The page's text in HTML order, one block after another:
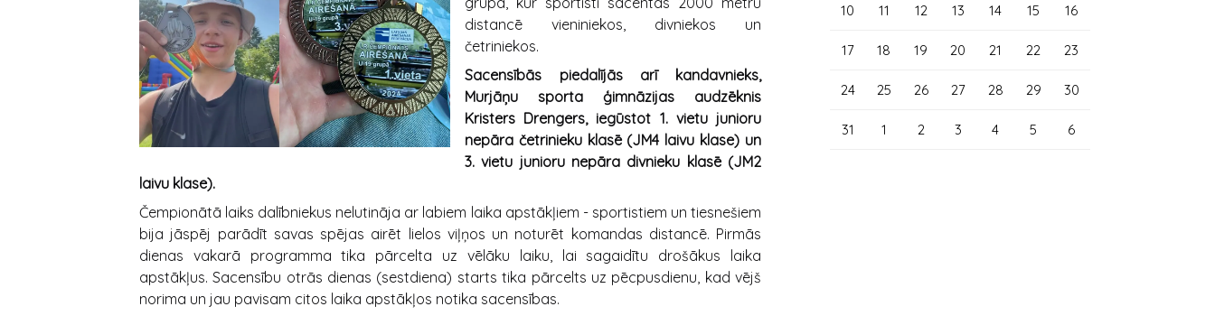
distancē vieniniekos, divniekos un
četriniekos.
Sacensībās piedalījās arī kandavnieks,
Murjāņu sporta ģimnāzijas audzēknis
Kristers Drengers, iegūstot 1. vietu junioru
nepāra četrinieku klasē (JM4 laivu klase) un
3. vietu junioru nepāra divnieku klasē (JM2
laivu klase).
Čempionātā laiks dalībniekus nelutināja ar labiem laika apstākļiem - sportistiem un tiesnešiem
bija jāspēj parādīt savas spējas airēt lielos viļņos un noturēt komandas distancē. Pirmās
dienas vakarā programma tika pārcelta uz vēlāku laiku, lai sagaidītu drošākus laika
apstākļus. Sacensību otrās dienas (sestdiena) starts tika pārcelts uz pēcpusdienu, kad vējš
norima un jau pavisam citos laika apstākļos notika sacensības.
10 11 12 13 14 15 16
17 18 19 20 21 22 23
24 25 26 27 28 29 30
31 1 2 3 4 5 6